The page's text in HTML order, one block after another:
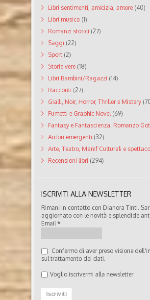
Libri sentimenti, amicizia, amore (40)
Libri musica (1)
Romanzi storici (27)
Saggi (22)
Sport (2)
Storie vere (18)
Libri Bambini/Ragazzi (14)
Racconti (27)
Gialli, Noir, Horror, Thriller e Mistery
Fumetti e Graphic Novel (69)
Fantasy e Fantascienza, Romanzo
Autori emergenti (32)
Arte, Teatro, Manif Culturali e
Recensioni libri (294)
ISCRIVITI ALLA NEWSLETTER
Rimani in contatto con Dianora Tinti.
aggiornato con le novità e splendide
Email *
Confermo di aver preso visione
sul trattamento dei dati.
Voglio iscrivermi alla newsletter